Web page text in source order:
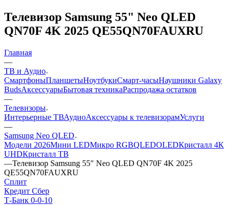
Телевизор Samsung 55" Neo QLED
QN70F 4K 2025 QE55QN70FAUXRU
Главная
—
ТВ и Аудио
СмартфоныПланшетыНоутбукиСмарт-часыНаушники Galaxy
BudsАксессуарыБытовая техникаРаспродажа остатков
—
Телевизоры
Интерьерные ТВАудиоАксессуары к телевизорамУслуги
—
Samsung Neo QLED
Модели 2026Мини LEDМикро RGBQLEDOLEDКристалл 4К
UHDКристалл ТВ
—Телевизор Samsung 55" Neo QLED QN70F 4K 2025
QE55QN70FAUXRU
Сплит
Кредит Сбер
Т-Банк 0-0-10